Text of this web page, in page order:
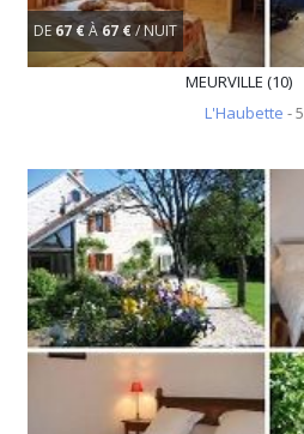
DE 67 €À67 €/ NUIT
MEURVILLE (10)
L'Haubette - 5